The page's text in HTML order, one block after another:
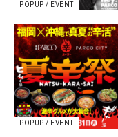
POPUP / EVENT
POPUP / EVENT